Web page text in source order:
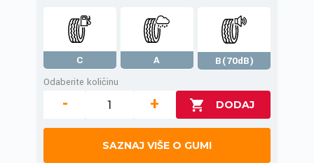
C A
B(70dB)
Odaberite količinu
- +
SAZNAJ VIŠE O GUMI